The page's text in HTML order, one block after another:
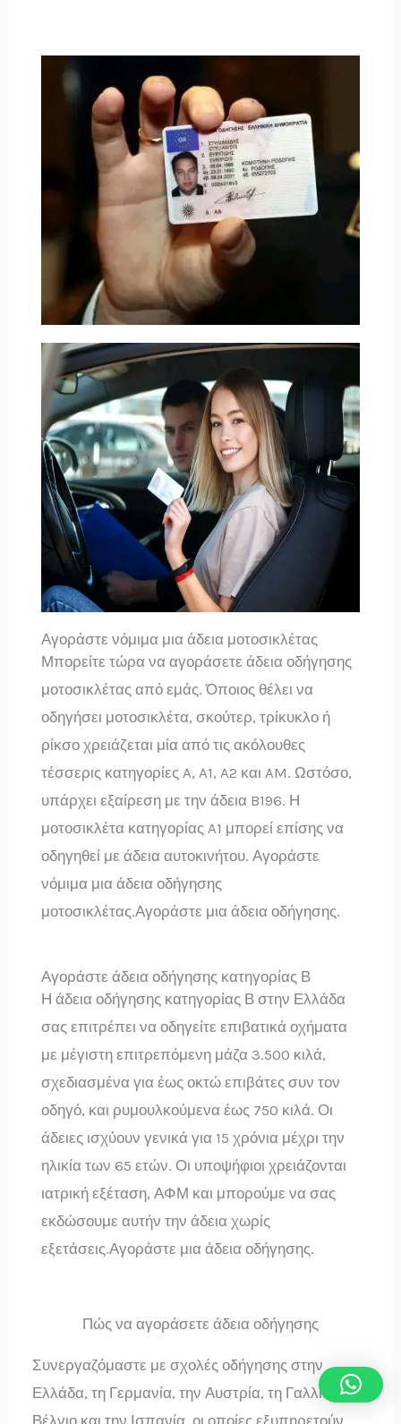
Αγοράστε νόμιμα μια άδεια μοτοσικλέτας
Μπορείτε τώρα να αγοράσετε άδεια οδήγησης
μοτοσικλέτας από εμάς. Όποιος θέλει να
οδηγήσει μοτοσικλέτα, σκούτερ, τρίκυκλο ή
ρίκσο χρειάζεται μία από τις ακόλουθες
τέσσερις κατηγορίες A, A1, A2 και AM. Ωστόσο,
υπάρχει εξαίρεση με την άδεια B196. Η
μοτοσικλέτα κατηγορίας A1 μπορεί επίσης να
οδηγηθεί με άδεια αυτοκινήτου. Αγοράστε
νόμιμα μια άδεια οδήγησης
μοτοσικλέτας.Αγοράστε μια άδεια οδήγησης.
Αγοράστε άδεια οδήγησης κατηγορίας Β
Η άδεια οδήγησης κατηγορίας Β στην Ελλάδα
σας επιτρέπει να οδηγείτε επιβατικά οχήματα
με μέγιστη επιτρεπόμενη μάζα 3.500 κιλά,
σχεδιασμένα για έως οκτώ επιβάτες συν τον
οδηγό, και ρυμουλκούμενα έως 750 κιλά. Οι
άδειες ισχύουν γενικά για 15 χρόνια μέχρι την
ηλικία των 65 ετών. Οι υποψήφιοι χρειάζονται
ιατρική εξέταση, ΑΦΜ και μπορούμε να σας
εκδώσουμε αυτήν την άδεια χωρίς
εξετάσεις.Αγοράστε μια άδεια οδήγησης.
Πώς να αγοράσετε άδεια οδήγησης
Συνεργαζόμαστε με σχολές οδήγησης στην
Ελλάδα, τη Γερμανία, την Αυστρία, τη Γαλλία, το
Βέλγιο και την Ισπανία, οι οποίες εξυπηρετούν